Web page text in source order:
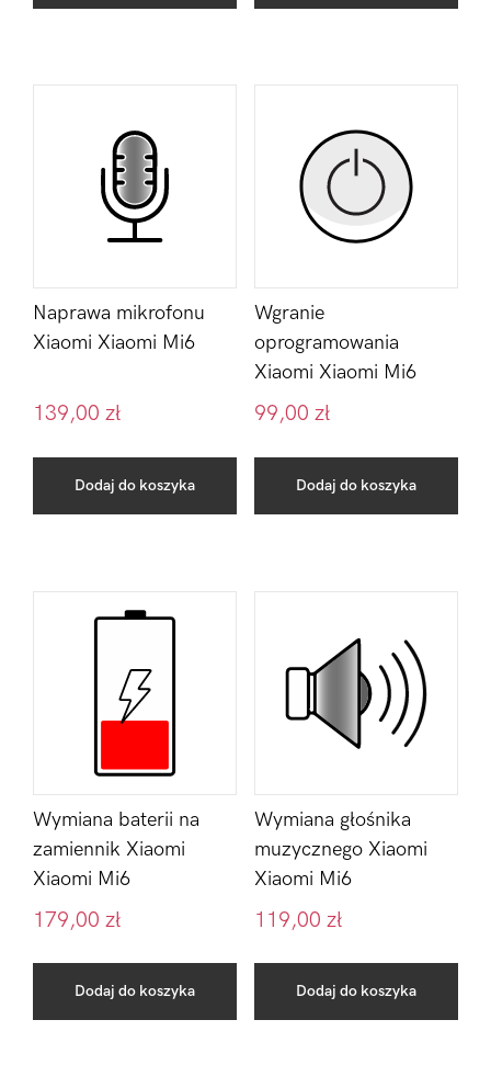
Naprawa mikrofonu
Xiaomi Xiaomi Mi6
139,00 zł
Dodaj do koszyka
Wgranie
oprogramowania
Xiaomi Xiaomi Mi6
99,00 zł
Dodaj do koszyka
Wymiana baterii na
zamiennik Xiaomi
Xiaomi Mi6
179,00 zł
Dodaj do koszyka
Wymiana głośnika
muzycznego Xiaomi
Xiaomi Mi6
119,00 zł
Dodaj do koszyka